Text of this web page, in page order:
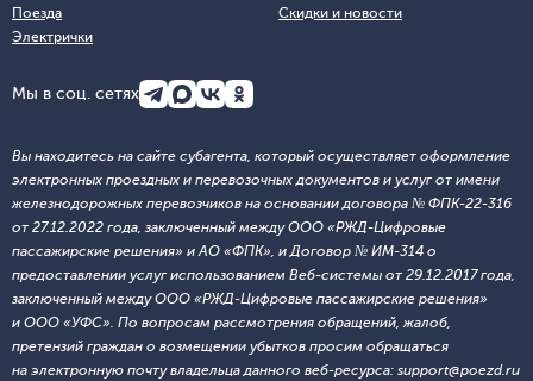
Поезда
Электрички
Скидки и новости
Мы в соц. сетях
Вы находитесь на сайте субагента, который осуществляет оформление
электронных проездных и перевозочных документов и услуг от имени
железнодорожных перевозчиков на основании договора № ФПК-22-316
от 27.12.2022 года, заключенный между ООО «РЖД-Цифровые
пассажирские решения» и АО «ФПК», и Договор № ИМ-314 о
предоставлении услуг использованием Веб-системы от 29.12.2017 года,
заключенный между ООО «РЖД-Цифровые пассажирские решения»
и ООО «УФС». По вопросам рассмотрения обращений, жалоб,
претензий граждан о возмещении убытков просим обращаться
на электронную почту владельца данного веб-ресурса: support@poezd.ru